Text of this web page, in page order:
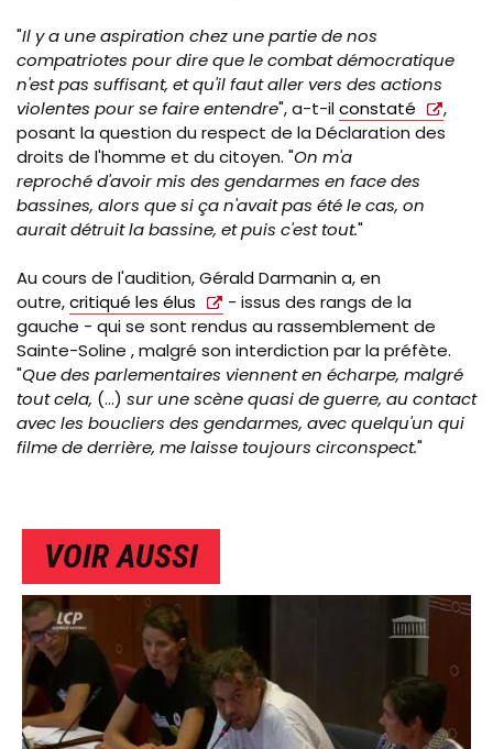
"Il y a une aspiration chez une partie de nos
compatriotes pour dire que le combat démocratique
n'est pas suffisant, et qu'il faut aller vers des actions
violentes pour se faire entendre", a-t-ilconstaté
,
posant la question du respect de la Déclaration des
droits de l'homme et du citoyen. "On m'a
reproché d'avoir mis des gendarmes en face des
bassines, alors que si ça n'avait pas été le cas, on
aurait détruit la bassine, et puis c'est tout."
Au cours de l'audition, Gérald Darmanin a, en
outre,critiqué les élus
- issus des rangs de la
gauche - qui se sont rendus au rassemblement de
Sainte-Soline , malgré son interdiction par la préfète.
"Que des parlementaires viennent en écharpe, malgré
tout cela, (...) sur une scène quasi de guerre, au contact
avec les boucliers des gendarmes, avec quelqu'un qui
filme de derrière, me laisse toujours circonspect."
VOIR AUSSI
IMAGE